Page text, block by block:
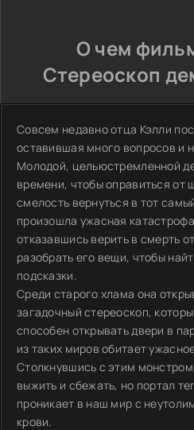
О чем
Стереоскоп
Совсем недавно отца Кэлли
оставившая много вопросов и
Молодой, цельюстремленной
времени, чтобы оправиться от
смелость вернуться в тот
произошла ужасная
отказавшись верить в смерть
разобрать его вещи, чтобы
подсказки.
Среди старого хлама она
загадочный стереоскоп,
способен открывать двери в
из таких миров обитает
Столкнувшись с этим
выжить и сбежать, но портал
проникает в наш мир с
крови.